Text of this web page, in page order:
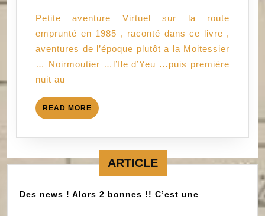
Pen
Ar
Thon
Petite aventure Virtuel sur la route
emprunté en 1985 , raconté dans ce livre ,
aventures de l’époque plutôt a la Moitessier
… Noirmoutier …l’Ile d’Yeu …puis première
nuit au
READ MORE READ
MORE
ARTICLE
Des news ! Alors 2 bonnes !! C’est une